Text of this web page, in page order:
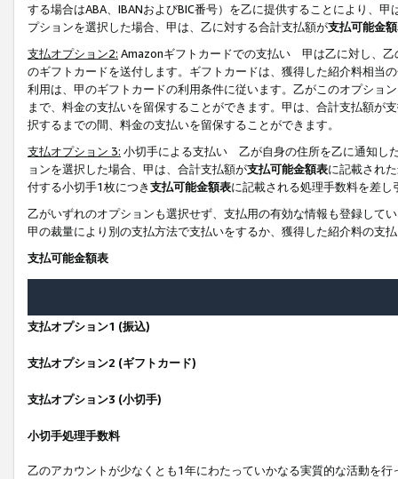
する場合はABA、IBANおよびBIC番号）を乙に提供することにより、
プションを選択した場合、甲は、乙に対する合計支払額が支払可能金
支払オプション2: Amazonギフトカードでの支払い 甲は乙に対し、乙
のギフトカードを送付します。ギフトカードは、獲得した紹介料相当
利用は、甲のギフトカードの利用条件に従います。乙がこのオプショ
まで、料金の支払いを留保することができます。甲は、合計支払額が
択するまでの間、料金の支払いを留保することができます。
支払オプション 3: 小切手による支払い 乙が自身の住所を乙に通知し
ョンを選択した場合、甲は、合計支払額が支払可能金額表に記載され
付する小切手1枚につき支払可能金額表に記載される処理手数料を差し
乙がいずれのオプションも選択せず、支払用の有効な情報も登録して
甲の裁量により別の支払方法で支払いをするか、獲得した紹介料の支
支払可能金額表
支払オプション1 (振込)
支払オプション2 (ギフトカード)
支払オプション3 (小切手)
小切手処理手数料
乙のアカウントが少なくとも1年にわたっていかなる実質的な活動を